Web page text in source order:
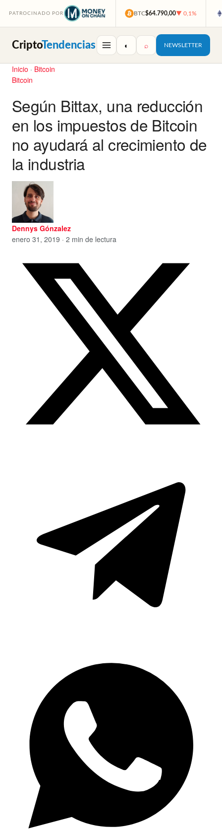
PATROCINADO POR BTC$64.790,00▼ 0,1%
CriptoTendencias ◐ ⌕ NEWSLETTER
Inicio · Bitcoin
Bitcoin
Según Bittax, una reducción
en los impuestos de Bitcoin
no ayudará al crecimiento de
la industria
Dennys Gónzalez
enero 31, 2019 · 2 min de lectura